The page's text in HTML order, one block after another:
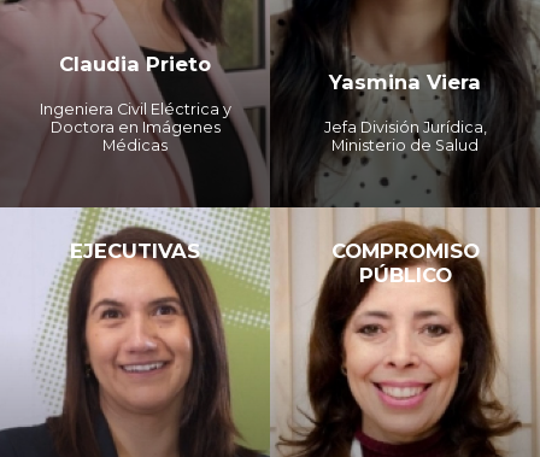
Claudia Prieto
Ingeniera Civil Eléctrica y
Doctora en Imágenes
Médicas
Yasmina Viera
Jefa División Jurídica,
Ministerio de Salud
EJECUTIVAS
COMPROMISO
PÚBLICO